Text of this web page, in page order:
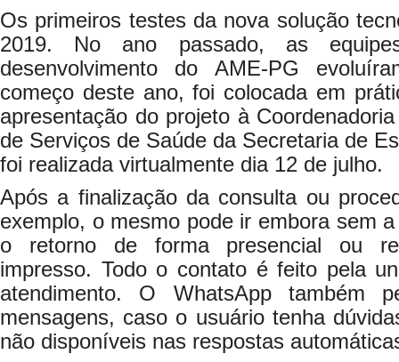
Os primeiros testes da nova solução
2019. No ano passado, as
desenvolvimento do AME-PG
começo deste ano, foi colocada em
apresentação do projeto à
de Serviços de Saúde da Secretaria de
foi realizada virtualmente dia 12 de julho.
Após a finalização da consulta ou
exemplo, o mesmo pode ir embora sem
o retorno de forma presencial ou
impresso. Todo o contato é feito pela
atendimento. O WhatsApp também
mensagens, caso o usuário tenha
não disponíveis nas respostas